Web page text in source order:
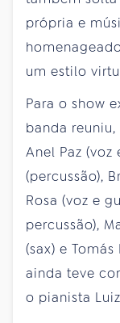
própria e
um estilo
Para o show
banda
Anel Paz (voz
(percussão),
Rosa (voz e
percussão),
(sax) e
ainda teve
o pianista